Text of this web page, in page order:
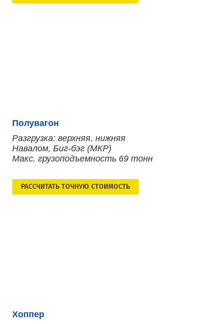
Полувагон
Разгрузка: верхняя, нижняя
Навалом, Биг-бэг (МКР)
Макс. грузоподъемность 69 тонн
РАСCЧИТАТЬ ТОЧНУЮ СТОИМОСТЬ
Хоппер